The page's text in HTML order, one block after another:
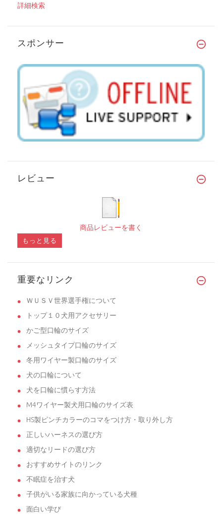
詳細検索
スポンサー
レビュー
商品レビューを書く
もっと見る
重要なリンク
ＷＵＳＶ世界選手権について
トップ１０犬用アクセサリー
かご型口輪のサイズ
メッシュタイプ口輪のサイズ
冬用ワイヤー製口輪のサイズ
犬の口輪について
犬を口輪に慣らす方法
M4ワイヤー製犬用口輪のサイズ表
HS製ピンチカラーのコマをつけ方・取り外し方
正しいハーネスの選び方
適切なリードの選び方
おすすめサイトのリンク
不眠症を治す犬
子供がいる家族に向かっている犬種
面白い学び